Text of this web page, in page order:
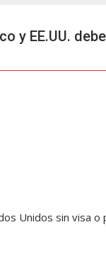
y EE.UU.
Unidos sin visa o